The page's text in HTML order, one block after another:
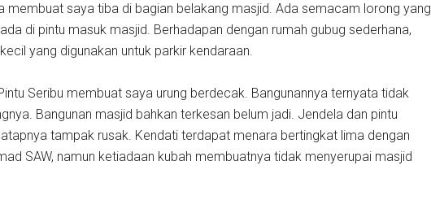
membuat saya tiba di bagian belakang masjid. Ada semacam lorong yang
di pintu masuk masjid. Berhadapan dengan rumah gubug sederhana,
yang digunakan untuk parkir kendaraan.
Seribu membuat saya urung berdecak. Bangunannya ternyata tidak
Bangunan masjid bahkan terkesan belum jadi. Jendela dan pintu
tampak rusak. Kendati terdapat menara bertingkat lima dengan
SAW, namun ketiadaan kubah membuatnya tidak menyerupai masjid